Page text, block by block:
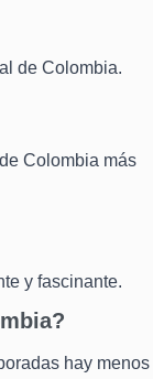
de Colombia.
Colombia más
y fascinante.
hay menos